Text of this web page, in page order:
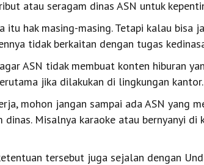
atau seragam dinas ASN untuk
itu hak masing-masing. Tetapi kalau bisa
tidak berkaitan dengan tugas
ASN tidak membuat konten hiburan
jika dilakukan di lingkungan kantor.
mohon jangan sampai ada ASN yang
dinas. Misalnya karaoke atau bernyanyi
tersebut juga sejalan dengan